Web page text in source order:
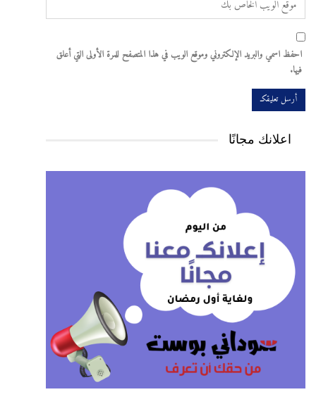
احفظ اسمي والبريد الإلكتروني وموقع الويب في هذا المتصفح للمرة الأولى التي أعلق
فيها.
اعلانك مجانًا